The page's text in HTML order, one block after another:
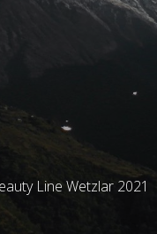
Line Wetzlar 2021